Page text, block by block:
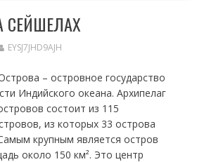
СЕЙШЕЛАХ
EYSJ7JHD9AJH
– островное государство
Индийского океана. Архипелаг
состоит из 115
из которых 33 острова
крупным является остров
около 150 км². Это центр